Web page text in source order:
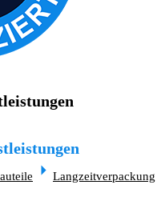
Langzeitverpackung